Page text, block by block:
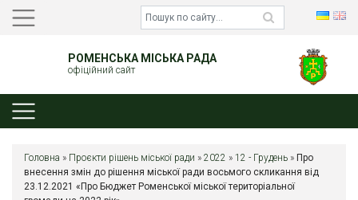
РОМЕНСЬКА МІСЬКА РАДА
офіційний сайт
Головна » Проєкти рішень міської ради » 2022 » 12 - Грудень » Про
внесення змін до рішення міської ради восьмого скликання від
23.12.2021 «Про Бюджет Роменської міської територіальної